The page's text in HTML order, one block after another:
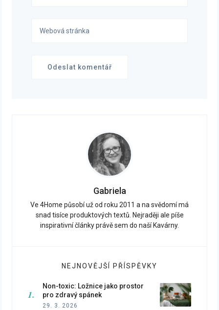
Gabriela
Ve 4Home působí už od roku 2011 a na svědomí má
snad tisíce produktových textů. Nejraději ale píše
inspirativní články právě sem do naší Kavárny.
NEJNOVĚJŠÍ PŘÍSPĚVKY
Non-toxic: Ložnice jako prostor
pro zdravý spánek
29. 3. 2026